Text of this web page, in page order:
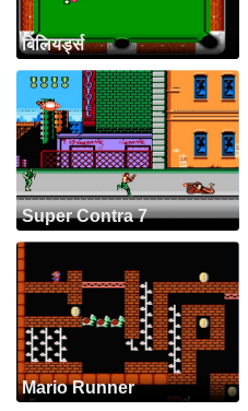
बिलियर्ड्स
Super Contra 7
Mario Runner